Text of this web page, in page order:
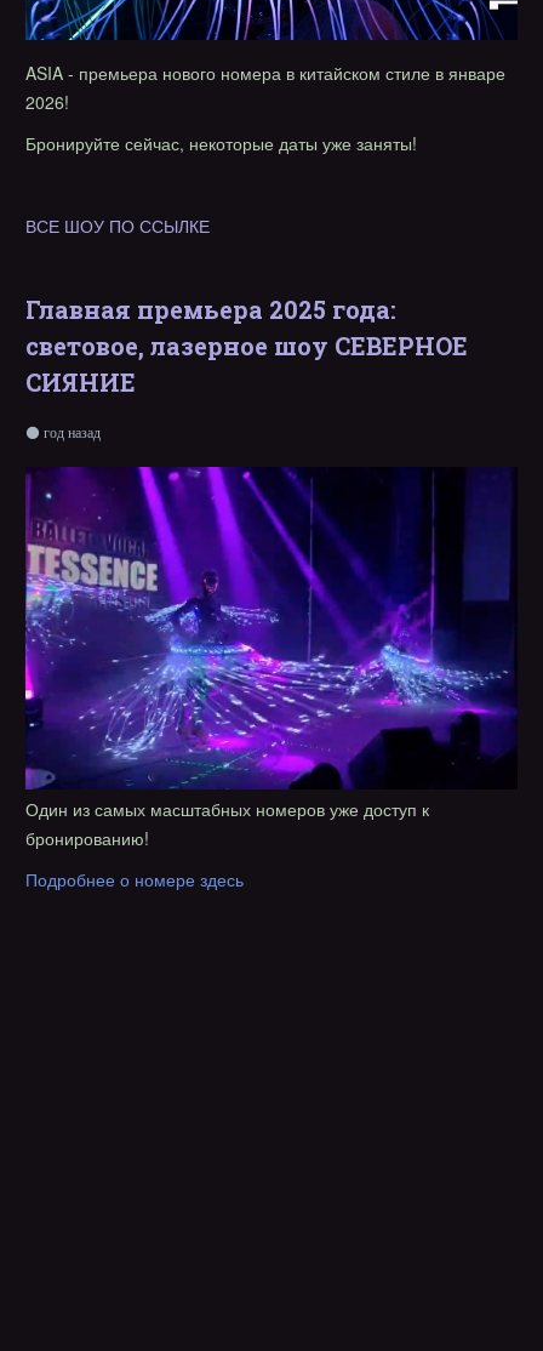
ASIA - премьера нового номера в китайском стиле в январе
2026!
Бронируйте сейчас, некоторые даты уже заняты!
ВСЕ ШОУ ПО ССЫЛКЕ
Главная премьера 2025 года:
световое, лазерное шоу СЕВЕРНОЕ
СИЯНИЕ
год назад
Один из самых масштабных номеров уже доступ к
бронированию!
Подробнее о номере здесь